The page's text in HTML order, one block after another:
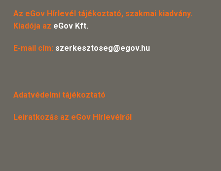
Az eGov Hírlevél tájékoztató, szakmai kiadvány.
Kiadója az eGov Kft.
E-mail cím: szerkesztoseg@egov.hu
Adatvédelmi tájékoztató
Leiratkozás az eGov Hírlevélről